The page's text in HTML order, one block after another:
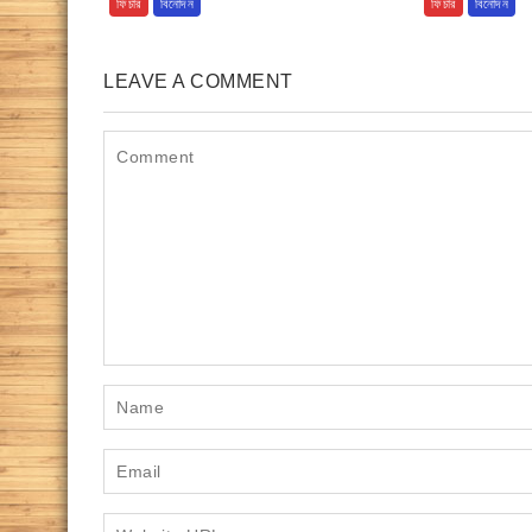
ফিচার বিনোদন ফিচার বিনোদন
LEAVE A COMMENT